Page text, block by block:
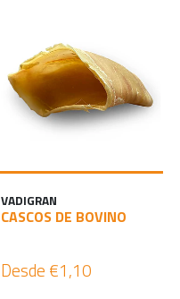
VADIGRAN
CASCOS DE BOVINO
Desde €1,10